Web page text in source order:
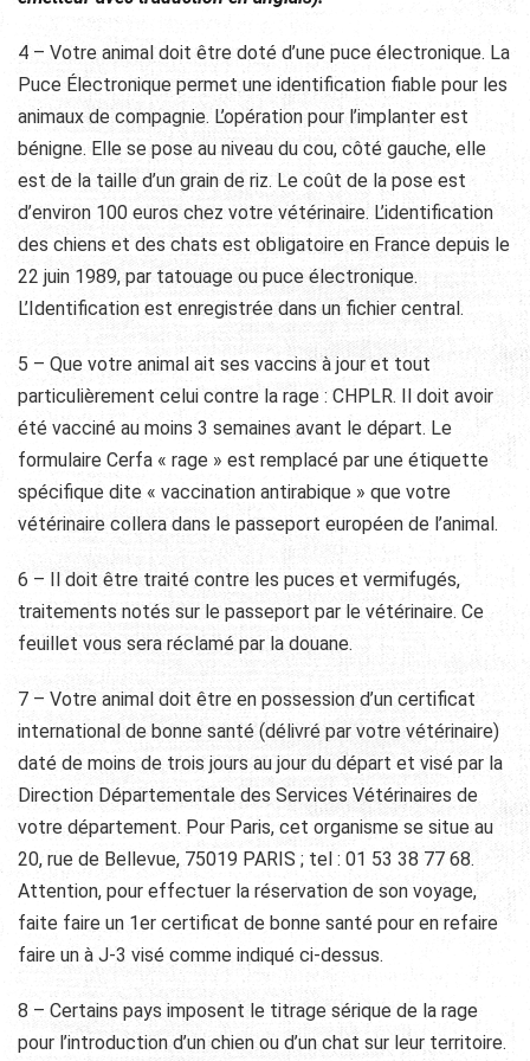
4 – Votre animal doit être doté d’une puce électronique. La
Puce Électronique permet une identification fiable pour les
animaux de compagnie. L’opération pour l’implanter est
bénigne. Elle se pose au niveau du cou, côté gauche, elle
est de la taille d’un grain de riz. Le coût de la pose est
d’environ 100 euros chez votre vétérinaire. L’identification
des chiens et des chats est obligatoire en France depuis le
22 juin 1989, par tatouage ou puce électronique.
L’Identification est enregistrée dans un fichier central.
5 – Que votre animal ait ses vaccins à jour et tout
particulièrement celui contre la rage : CHPLR. Il doit avoir
été vacciné au moins 3 semaines avant le départ. Le
formulaire Cerfa « rage » est remplacé par une étiquette
spécifique dite « vaccination antirabique » que votre
vétérinaire collera dans le passeport européen de l’animal.
6 – Il doit être traité contre les puces et vermifugés,
traitements notés sur le passeport par le vétérinaire. Ce
feuillet vous sera réclamé par la douane.
7 – Votre animal doit être en possession d’un certificat
international de bonne santé (délivré par votre vétérinaire)
daté de moins de trois jours au jour du départ et visé par la
Direction Départementale des Services Vétérinaires de
votre département. Pour Paris, cet organisme se situe au
20, rue de Bellevue, 75019 PARIS ; tel : 01 53 38 77 68.
Attention, pour effectuer la réservation de son voyage,
faite faire un 1er certificat de bonne santé pour en refaire
faire un à J-3 visé comme indiqué ci-dessus.
8 – Certains pays imposent le titrage sérique de la rage
pour l’introduction d’un chien ou d’un chat sur leur territoire.